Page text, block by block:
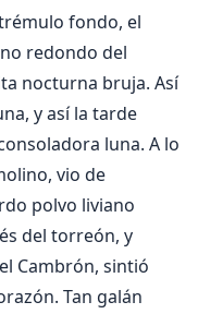
fondo, el
redondo del
nocturna bruja. Así
y así la tarde
luna. A lo
vio de
polvo liviano
del torreón, y
Cambrón, sintió
Tan galán